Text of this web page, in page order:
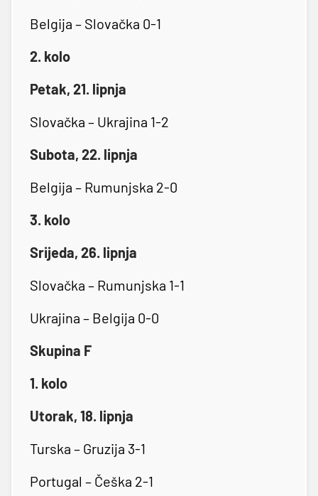
Belgija – Slovačka 0-1
2. kolo
Petak, 21. lipnja
Slovačka – Ukrajina 1-2
Subota, 22. lipnja
Belgija – Rumunjska 2-0
3. kolo
Srijeda, 26. lipnja
Slovačka – Rumunjska 1-1
Ukrajina – Belgija 0-0
Skupina F
1. kolo
Utorak, 18. lipnja
Turska – Gruzija 3-1
Portugal – Češka 2-1